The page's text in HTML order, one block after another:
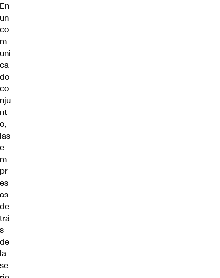
En
un
co
m
uni
ca
do
co
nju
nt
o,
las
e
m
pr
es
as
de
trá
s
de
la
se